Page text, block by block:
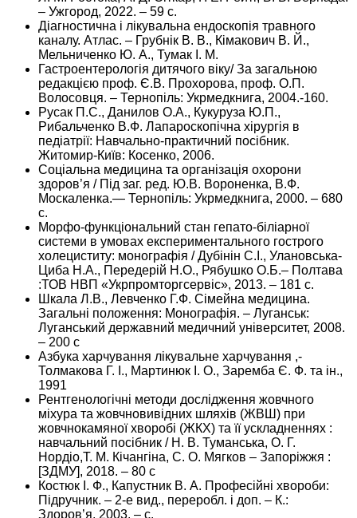
– Ужгород, 2022. – 59 с.
Діагностична і лікувальна ендоскопія травного
каналу. Атлас. – Грубнік В. В., Кімакович В. Й.,
Мельниченко Ю. А., Тумак І. М.
Гастроентерологія дитячого віку/ За загальною
редакцією проф. Є.В. Прохорова, проф. О.П.
Волосовця. – Тернопіль: Укрмедкнига, 2004.-160.
Русак П.С., Данилов О.А., Кукуруза Ю.П.,
Рибальченко В.Ф. Лапароскопічна хірургія в
педіатрії: Навчально-практичний посібник.
Житомир-Київ: Косенко, 2006.
Соціальна медицина та організація охорони
здоров’я / Під заг. ред. Ю.В. Вороненка, В.Ф.
Москаленка.— Тернопіль: Укрмедкнига, 2000. – 680
с.
Морфо-функціональний стан гепато-біліарної
системи в умовах експериментального гострого
холециститу: монографія / Дубінін С.І., Улановська-
Циба Н.А., Передерій Н.О., Рябушко О.Б.– Полтава
:ТОВ НВП «Укрпромторгсервіс», 2013. – 181 с.
Шкала Л.В., Левченко Г.Ф. Сімейна медицина.
Загальні положення: Монографія. – Луганськ:
Луганський державний медичний університет, 2008.
– 200 с
Азбука харчування лікувальне харчування ,-
Толмакова Г. І., Мартинюк І. О., Заремба Є. Ф. та ін.,
1991
Рентгенологічні методи дослідження жовчного
міхура та жовчновивідних шляхів (ЖВШ) при
жовчнокамяної хворобі (ЖКХ) та її ускладненнях :
навчальний посібник / Н. В. Туманська, О. Г.
Нордіо,Т. М. Кічангіна, С. О. Мягков – Запоріжжя :
[ЗДМУ], 2018. – 80 с
Костюк І. Ф., Капустник В. А. Професійні хвороби:
Підручник. – 2-е вид., переробл. і доп. – К.:
Здоров’я, 2003. – с.